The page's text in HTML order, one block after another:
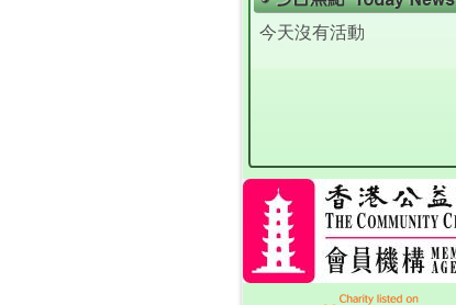
今天沒有活動